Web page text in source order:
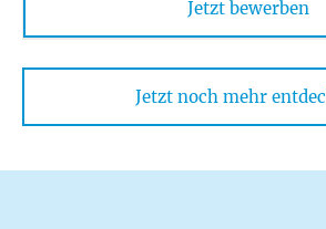
Jetzt bewerben
Jetzt noch mehr